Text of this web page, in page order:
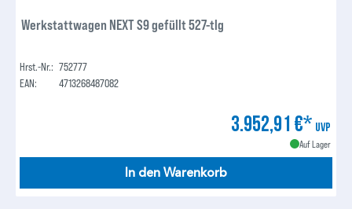
Werkstattwagen NEXT S9 gefüllt 527-tlg
Hrst.-Nr.: 752777
EAN:
4713268487082
3.952,91 €* UVP
Auf Lager
In den Warenkorb